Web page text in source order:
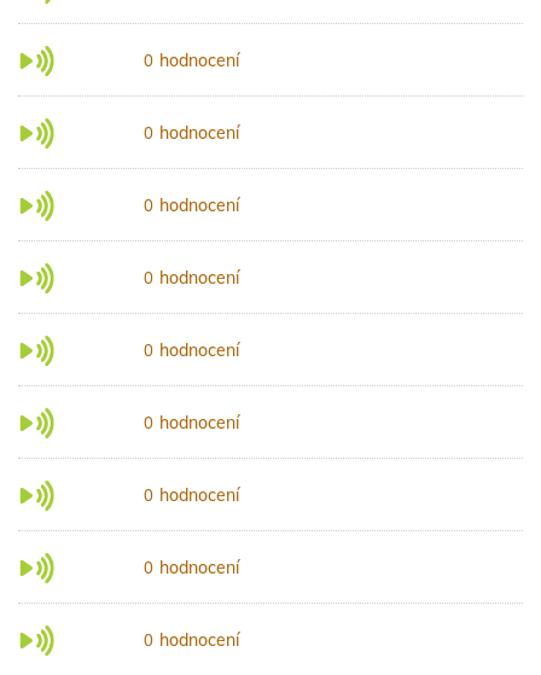
0 hodnocení
0 hodnocení
0 hodnocení
0 hodnocení
0 hodnocení
0 hodnocení
0 hodnocení
0 hodnocení
0 hodnocení